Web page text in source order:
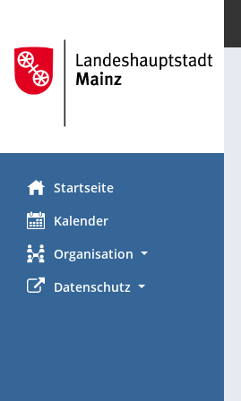
Startseite
Kalender
Organisation
Datenschutz